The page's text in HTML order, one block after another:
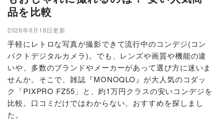
品を比較
2026年6月18日更新
手軽にレトロな写真が撮影できて流行中のコンデジ(コン
パクトデジタルカメラ)。でも、レンズや画質や機能の違
いや、多数のブランドやメーカーがあって選び方に迷いま
せんか。そこで、雑誌『MONOQLO』が大人気のコダッ
ク「PIXPRO FZ55」と、約1万円クラスの安いコンデジを
比較。口コミだけではわからない、おすすめを探しまし
た。